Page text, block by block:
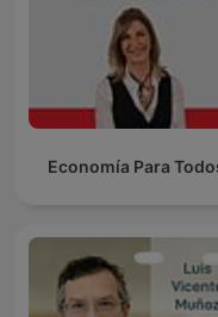
Economía Para